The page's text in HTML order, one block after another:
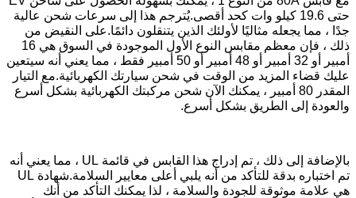
حتى 19.6 كيلو وات كحد أقصى.يُترجم هذا إلى سرعات شحن عالية
جدًا ، مما يجعله مثاليًا لأولئك الذين يتنقلون دائمًا.على النقيض من
ذلك ، فإن معظم مقابس النوع الأول الموجودة في السوق هي 16
أمبير أو 32 أمبير أو 48 أمبير أو 50 أمبير فقط ، مما يعني أنه سيتعين
عليك قضاء المزيد من الوقت في شحن سيارتك الكهربائية.مع التيار
المقدر 80 أمبير ، يمكنك الآن شحن مركبتك الكهربائية بشكل أسرع
والعودة إلى الطريق بشكل أسرع.
بالإضافة إلى ذلك ، تم إدراج هذا القابس في قائمة UL ، مما يعني أنه
تم اختباره بدقة للتأكد من أنه يلبي أعلى معايير السلامة.شهادة UL
هي علامة موثوقة للجودة والسلامة ، لذا يمكنك التأكد من أنك